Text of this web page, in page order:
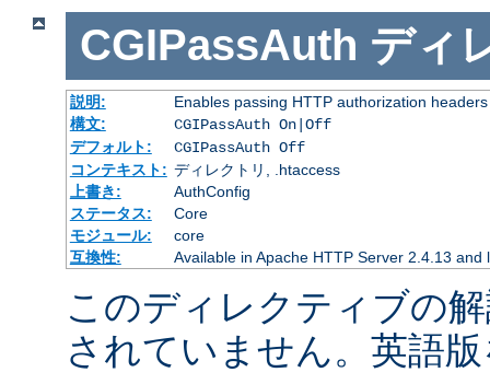
CGIPassAuth ディ
説明:
Enables passing HTTP authorization
構文:
CGIPassAuth On|Off
デフォルト:
CGIPassAuth Off
コンテキスト: ディレクトリ, .htaccess
上書き:
AuthConfig
ステータス:
Core
モジュール:
core
互換性:
Available in Apache HTTP Server 2.4.13 and
このディレクティブの
されていません。英語